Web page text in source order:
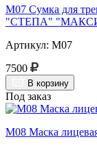
М07 Сумка для
"СТЕПА"
Артикул: М07
7500
В корзину
Под заказ
М08 Маска